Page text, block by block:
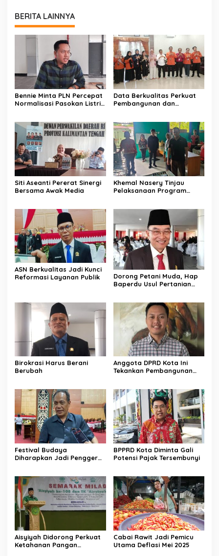
BERITA LAINNYA
Bennie Minta PLN Percepat
Normalisasi Pasokan Listrik
Data Berkualitas Perkuat
Pembangunan dan
Siti Aseanti Pererat Sinergi
Bersama Awak Media
Khemal Nasery Tinjau
Pelaksanaan Program
ASN Berkualitas Jadi Kunci
Reformasi Layanan Publik
Dorong Petani Muda, Hap
Baperdu Usul Pertanian
Birokrasi Harus Berani
Berubah
Anggota DPRD Kota Ini
Tekankan Pembangunan
Festival Budaya
Diharapkan Jadi Penggerak
BPPRD Kota Diminta Gali
Potensi Pajak Tersembunyi
Aisyiyah Didorong Perkuat
Ketahanan Pangan
Cabai Rawit Jadi Pemicu
Utama Deflasi Mei 2025